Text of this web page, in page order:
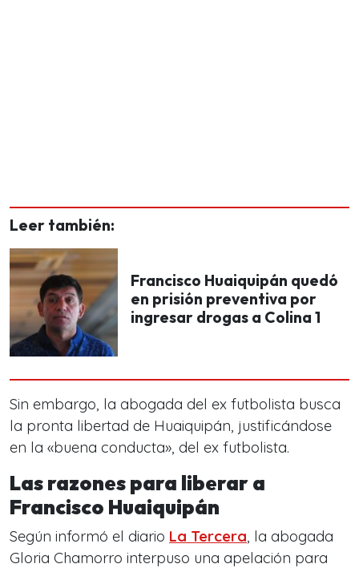
Leer también:
Francisco Huaiquipán quedó
en prisión preventiva por
ingresar drogas a Colina 1
Sin embargo, la abogada del ex futbolista busca
la pronta libertad de Huaiquipán, justificándose
en la «buena conducta», del ex futbolista.
Las razones para liberar a
Francisco Huaiquipán
Según informó el diario La Tercera, la abogada
Gloria Chamorro interpuso una apelación para